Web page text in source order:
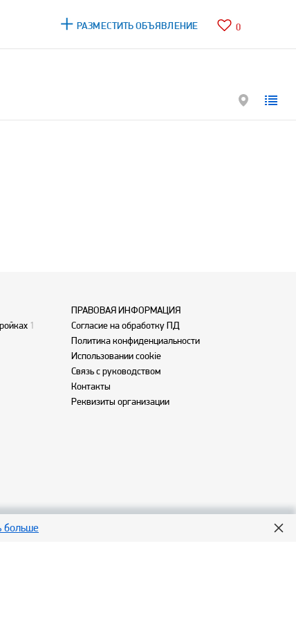
РАЗМЕСТИТЬ ОБЪЯВЛЕНИЕ 0
1
ПРАВОВАЯ ИНФОРМАЦИЯ
Согласие на обработку ПД
Политика конфиденциальности
Использовании cookie
Связь с руководством
Контакты
Реквизиты организации
больше